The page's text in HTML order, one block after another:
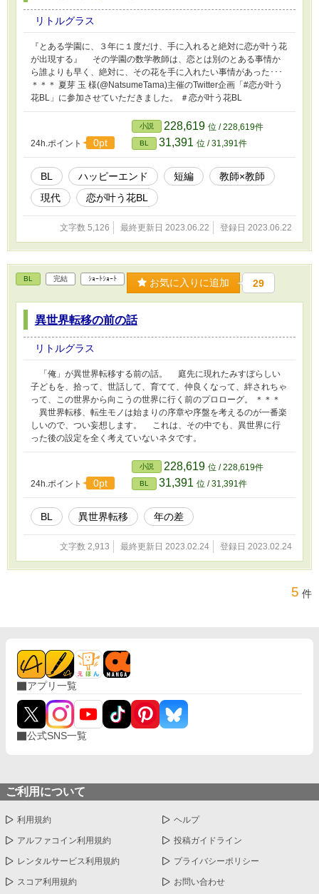
リトルグラス
『とある学園に、３年に１度だけ、手に入れると絶対に恋が叶う花
が出現する』 その学園の数学教師は、恋とは別のとある事情か
ら誰よりも早く、絶対に、その花を手に入れたい事情があった･･･
＊＊＊ 夏芽 玉 様(@NatsumeTama)主催のTwitter企画「#恋が叶う
花BL」に参加させていただきました。 ＃恋が叶う花BL
24h.ポイント 0pt
小説 228,619 位 / 228,619件
BL 31,391 位 / 31,391件
BL ハッピーエンド 短編
教師×教師
現代
恋が叶う花BL
文字数 5,126 最終更新日 2023.06.22 登録日 2023.06.22
BL 完結 ｼｮｰﾄｼｮｰﾄ お気に入りに追加 29
異世界転移の前の話
リトルグラス
「俺」が異世界転移する前の話。 庭先に現れたみすぼらしい
子どもを、拾って、世話して、育てて、仲良くなって、絆されちゃ
って、この世界から向こうの世界に行く前のプロローグ。 ＊＊＊
異世界転移、転生モノは始まりの序章や序盤を考えるのが一番楽
しいので、つい妄想します。 これは、その中でも、異世界に行
った後の設定を全く考えていないネタです。
24h.ポイント 0pt
小説 228,619 位 / 228,619件
BL 31,391 位 / 31,391件
BL 異世界転移 年の差
文字数 2,913 最終更新日 2023.02.24 登録日 2023.02.24
5 件
アプリ一覧
公式SNS一覧
ご利用について
利用規約 ヘルプ
アルファコイン利用規約 投稿ガイドライン
レンタルサービス利用規約 プライバシーポリシー
スコア利用規約 お問い合わせ